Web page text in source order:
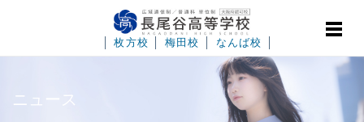
│枚方校 梅田校 なんば校
ニュース